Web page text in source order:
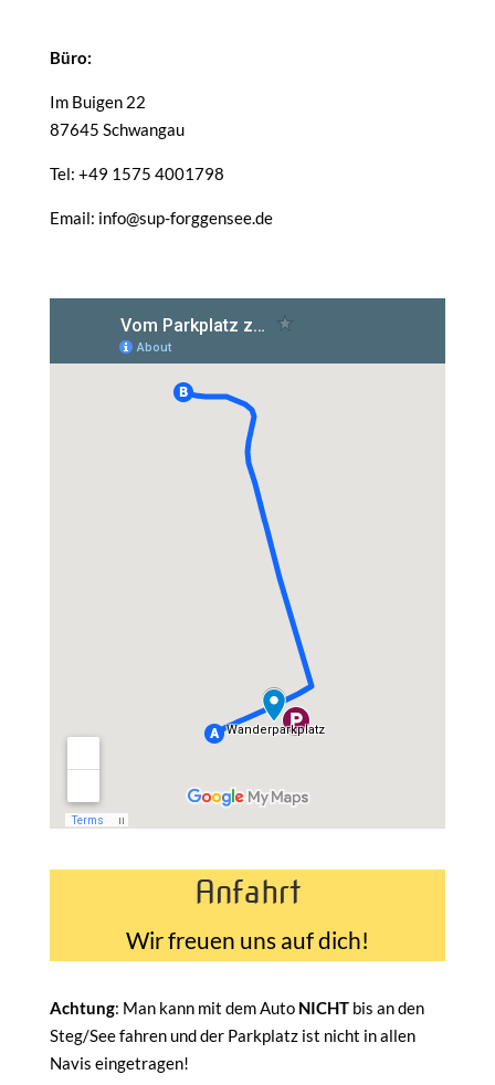
Büro:
Im Buigen 22
87645 Schwangau
Tel: +49 1575 4001798
Email: info@sup-forggensee.de
Anfahrt
Wir freuen uns auf dich!
Achtung: Man kann mit dem Auto NICHT bis an den
Steg/See fahren und der Parkplatz ist nicht in allen
Navis eingetragen!